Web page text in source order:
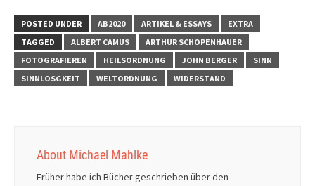
POSTED UNDER AB2020 ARTIKEL & ESSAYS
EXTRA
TAGGED
ALBERT CAMUS
ARTHUR SCHOPENHAUER
FOTOGRAFIEREN
HEILSORDNUNG JOHN BERGER
SINN
SINNLOSGKEIT
WELTORDNUNG WIDERSTAND
About Michael Mahlke
Früher habe ich Bücher geschrieben über den